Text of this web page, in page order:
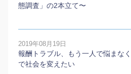
態調査」の2本⽴て〜
2019年08月19日
報酬トラブル、もう一人で悩まな
で社会を変えたい